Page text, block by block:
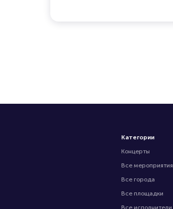
Категории
Концерты
Все мероприятия
Все города
Все площадки
Все исполнители